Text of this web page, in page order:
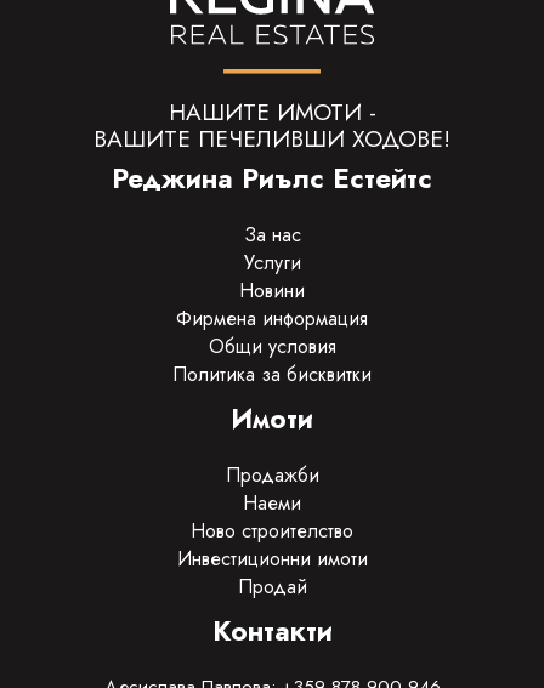
НАШИТЕ ИМОТИ -
ВАШИТЕ ПЕЧЕЛИВШИ ХОДОВЕ!
Реджина Риълс Естейтс
За нас
Услуги
Новини
Фирмена информация
Общи условия
Политика за бисквитки
Имоти
Продажби
Наеми
Ново строителство
Инвестиционни имоти
Продай
Контакти